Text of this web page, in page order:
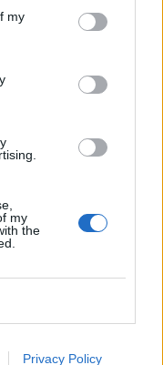
my
my
the
Privacy Policy
την
βέβαια που